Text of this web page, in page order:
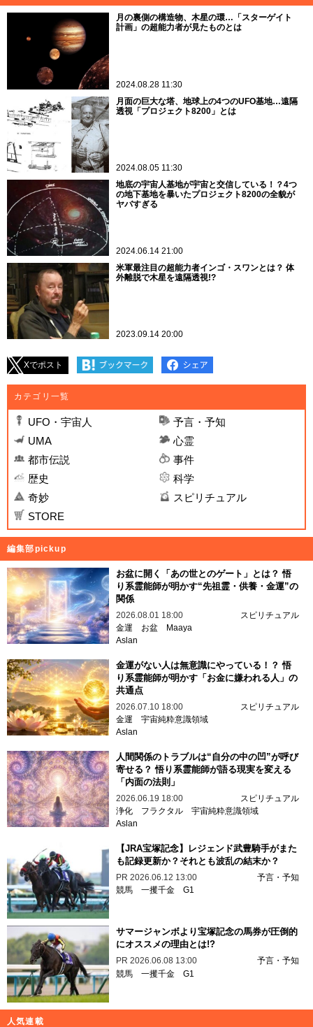
月の裏側の構造物、木星の環…「スターゲイト
計画」の超能力者が見たものとは
2024.08.28 11:30
月面の巨大な塔、地球上の4つのUFO基地…遠隔
透視「プロジェクト8200」とは
2024.08.05 11:30
地底の宇宙人基地が宇宙と交信している！？4つ
の地下基地を暴いたプロジェクト8200の全貌が
ヤバすぎる
2024.06.14 21:00
米軍最注目の超能力者インゴ・スワンとは？ 体
外離脱で木星を遠隔透視!?
2023.09.14 20:00
Xでポスト
カテゴリ一覧
UFO・宇宙人
予言・予知
UMA
心霊
都市伝説
事件
歴史
科学
奇妙
スピリチュアル
STORE
編集部pickup
お盆に開く「あの世とのゲート」とは？ 悟
り系霊能師が明かす“先祖霊・供養・金運”の
関係
2026.08.01 18:00
スピリチュアル
金運
お盆
Maaya
Aslan
金運がない人は無意識にやっている！？ 悟
り系霊能師が明かす「お金に嫌われる人」の
共通点
2026.07.10 18:00
スピリチュアル
金運 宇宙純粋意識領域
Aslan
人間関係のトラブルは“自分の中の凹”が呼び
寄せる？ 悟り系霊能師が語る現実を変える
「内面の法則」
2026.06.19 18:00
スピリチュアル
浄化
フラクタル 宇宙純粋意識領域
Aslan
【JRA宝塚記念】レジェンド武豊騎手がまた
も記録更新か？それとも波乱の結末か？
PR 2026.06.12 13:00
予言・予知
競馬 一攫千金 G1
サマージャンボより宝塚記念の馬券が圧倒的
にオススメの理由とは!?
PR 2026.06.08 13:00
予言・予知
競馬 一攫千金 G1
人気連載